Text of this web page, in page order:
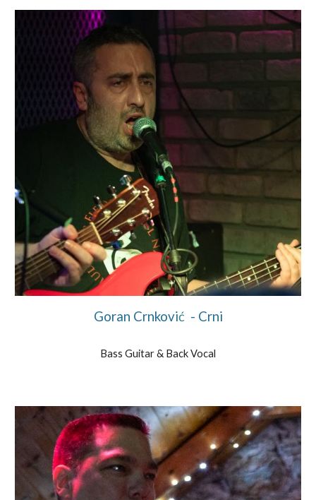
Goran Crnković - Crni
Bass Guitar & Back Vocal